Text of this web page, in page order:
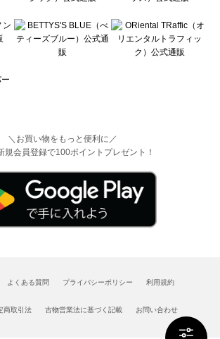
＼お買い物をもっと便利に／
規会員登録で100ポイントプレゼント！
よくある質問 プライバシーポリシー 利用規約
商取引法 古物営業法に基づく記載 お問い合わせ